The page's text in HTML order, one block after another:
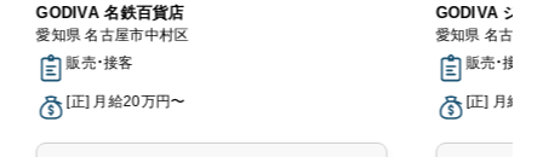
GODIVA 名鉄百貨店
愛知県 名古屋市中村区
販売・接客
[正] 月給20万円〜
GODIVA ジェ
愛知県 名古屋
販売・接客
[正] 月給